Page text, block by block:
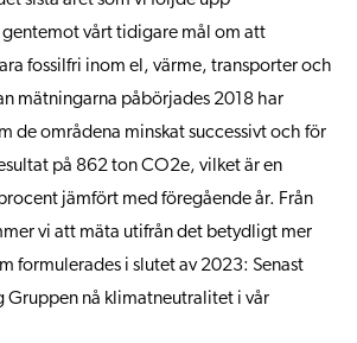
vårt tidigare mål om att
fossilfri inom el, värme, transporter och
mätningarna påbörjades 2018 har
de områdena minskat successivt och för
på 862 ton CO2e, vilket är en
jämfört med föregående år. Från
vi att mäta utifrån det betydligt mer
formulerades i slutet av 2023: Senast
Gruppen nå klimatneutralitet i vår